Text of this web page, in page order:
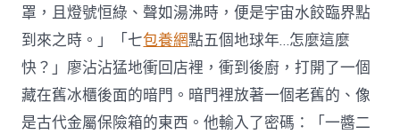
罩，且燈號恒綠、聲如湯沸時，便是宇宙水餃臨界點
到來之時。」「七包養網點五個地球年…怎麼這麼
快？」廖沾沾猛地衝回店裡，衝到後廚，打開了一個
藏在舊冰櫃後面的暗門。暗門裡放著一個老舊的、像
是古代金屬保險箱的東西。他輸入了密碼：「一醬二